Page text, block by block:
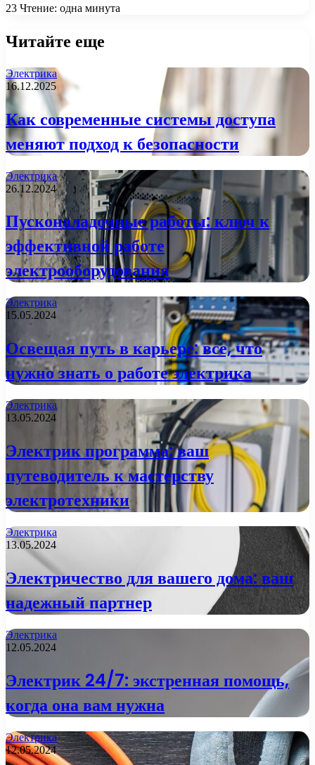
23 Чтение: одна минута
Читайте еще
Электрика
16.12.2025
Как современные системы доступа
меняют подход к безопасности
Электрика
26.12.2024
Пусконаладочные работы: ключ к
эффективной работе
электрооборудования
Электрика
15.05.2024
Освещая путь в карьере: все, что
нужно знать о работе электрика
Электрика
13.05.2024
Электрик программа: ваш
путеводитель к мастерству
электротехники
Электрика
13.05.2024
Электричество для вашего дома: ваш
надежный партнер
Электрика
12.05.2024
Электрик 24/7: экстренная помощь,
когда она вам нужна
Электрика
12.05.2024